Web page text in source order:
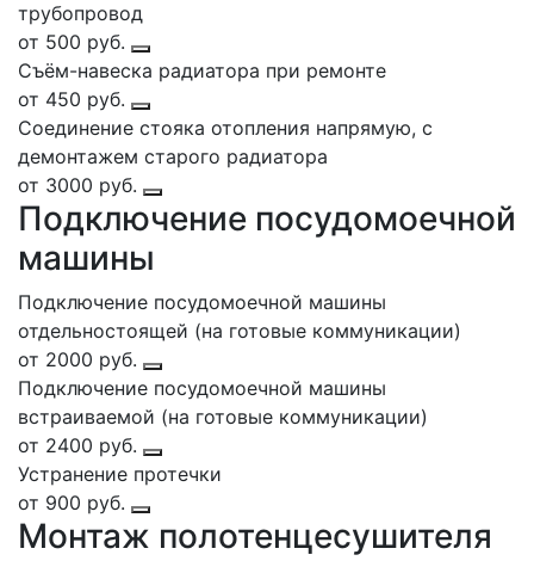
трубопровод
от 500 руб.
Съём-навеска радиатора при ремонте
от 450 руб.
Соединение стояка отопления напрямую, с
демонтажем старого радиатора
от 3000 руб.
Подключение посудомоечной
машины
Подключение посудомоечной машины
отдельностоящей (на готовые коммуникации)
от 2000 руб.
Подключение посудомоечной машины
встраиваемой (на готовые коммуникации)
от 2400 руб.
Устранение протечки
от 900 руб.
Монтаж полотенцесушителя